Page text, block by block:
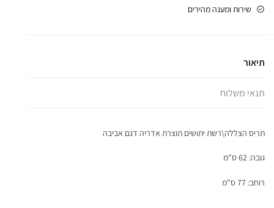
שירות ומענה מהירים
תיאור
תנאי משלוח
תריס הצללה\רשת יתושים תוצרת אדריה דגם אביבה
גובה: 62 ס"מ
רוחב: 77 ס"מ